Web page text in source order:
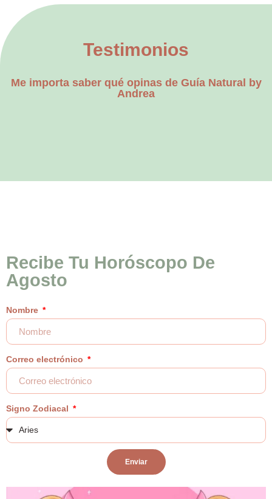
Testimonios
Me importa saber qué opinas de Guía Natural by
Andrea
Recibe Tu Horóscopo De
Agosto
Nombre
Correo electrónico
Signo Zodiacal
Enviar